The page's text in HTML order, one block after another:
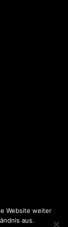
Website weiter
aus.